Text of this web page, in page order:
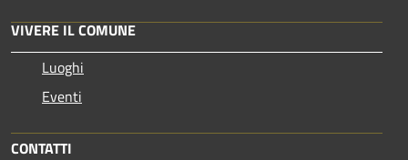
VIVERE IL COMUNE
Luoghi
Eventi
CONTATTI